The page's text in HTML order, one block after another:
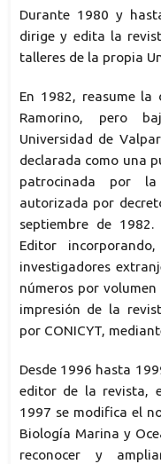
Durante 1980 y
dirige y edita la
talleres de la propia
En 1982, reasume la
Ramorino, pero
Universidad de
declarada como una
patrocinada por la
autorizada por
septiembre de
Editor
investigadores
números por
impresión de la
por CONICYT,
Desde 1996 hasta
editor de la revista,
1997 se modifica el
Biología Marina y
reconocer y